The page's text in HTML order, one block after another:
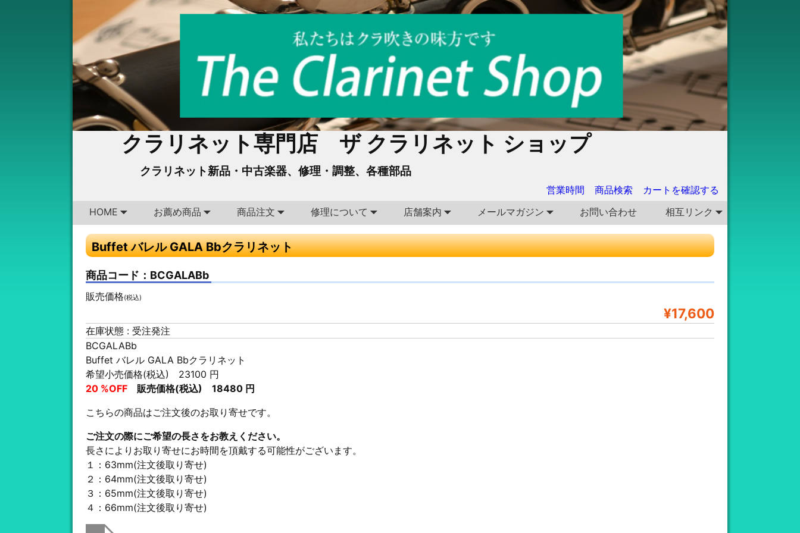
クラリネット専門店 ザ クラリネット ショップ
クラリネット新品・中古楽器、修理・調整、各種部品
営業時間 商品検索
カートを確認する
HOME
お薦め商品 商品注文 修理について 店舗案内 メールマガジン お問い合わせ 相互リンク
Buffet バレル GALA Bbクラリネット
商品コード：BCGALABb
販売価格(税込)
¥17,600
在庫状態 : 受注発注
BCGALABb
Buffet バレル GALA Bbクラリネット
希望小売価格(税込) 23100 円
20 %OFF 販売価格(税込) 18480 円
こちらの商品はご注文後のお取り寄せです。
ご注文の際にご希望の長さをお教えください。
長さによりお取り寄せにお時間を頂戴する可能性がございます。
１：63mm(注文後取り寄せ)
２：64mm(注文後取り寄せ)
３：65mm(注文後取り寄せ)
４：66mm(注文後取り寄せ)